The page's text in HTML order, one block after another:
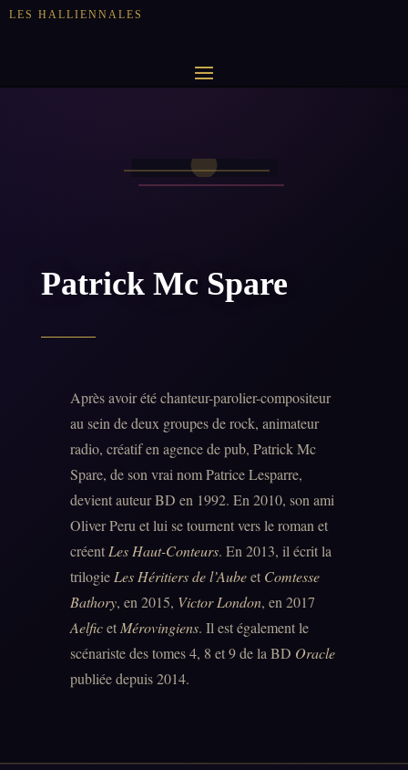
LES HALLIENNALES
Patrick Mc Spare
Après avoir été chanteur-parolier-compositeur
au sein de deux groupes de rock, animateur
radio, créatif en agence de pub, Patrick Mc
Spare, de son vrai nom Patrice Lesparre,
devient auteur BD en 1992. En 2010, son ami
Oliver Peru et lui se tournent vers le roman et
créent Les Haut-Conteurs. En 2013, il écrit la
trilogie Les Héritiers de l’Aubeet Comtesse
Bathory, en 2015, Victor London, en 2017
Aelficet Mérovingiens. Il est également le
scénariste des tomes 4, 8 et 9 de la BD Oracle
publiée depuis 2014.